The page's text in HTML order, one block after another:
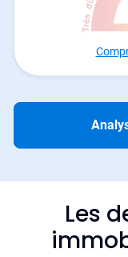
Les